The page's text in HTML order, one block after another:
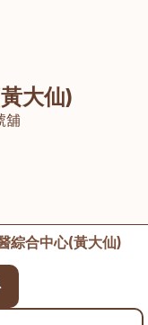
大仙)
舖
綜合中心(黃大仙)